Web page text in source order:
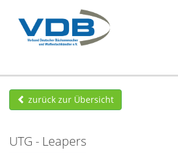
zurück zur Übersicht
UTG - Leapers